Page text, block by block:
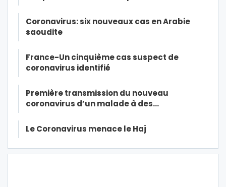
Coronavirus: six nouveaux cas en Arabie
saoudite
France-Un cinquième cas suspect de
coronavirus identifié
Première transmission du nouveau
coronavirus d’un malade à des…
Le Coronavirus menace le Haj